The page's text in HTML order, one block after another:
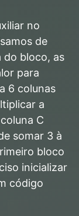
no
de
do bloco, as
para
6 colunas
a
C
somar 3 à
bloco
inicializar
código